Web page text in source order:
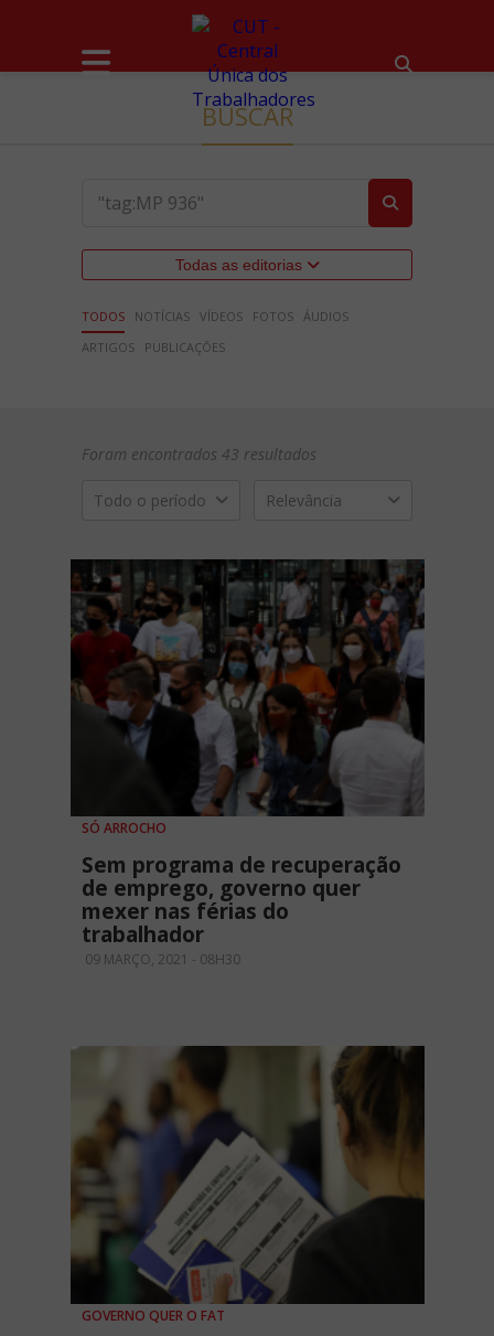
BUSCAR
Todas as editorias
TODOS NOTÍCIAS VÍDEOS FOTOS ÁUDIOS
ARTIGOS
PUBLICAÇÕES
Foram encontrados 43 resultados
Todo o período Relevância
SÓ ARROCHO
Sem programa de recuperação
de emprego, governo quer
mexer nas férias do
trabalhador
09 MARÇO, 2021 - 08H30
GOVERNO QUER O FAT